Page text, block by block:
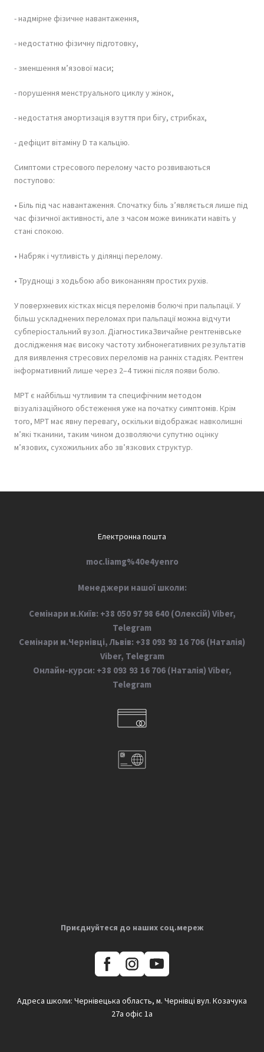
- надмірне фізичне навантаження,
- недостатню фізичну підготовку,
- зменшення м’язової маси;
- порушення менструального циклу у жінок,
- недостатня амортизація взуття при бігу, стрибках,
- дефіцит вітаміну D та кальцію.
Симптоми стресового перелому часто розвиваються
поступово:
• Біль під час навантаження. Спочатку біль з’являється лише під
час фізичної активності, але з часом може виникати навіть у
стані спокою.
• Набряк і чутливість у ділянці перелому.
• Труднощі з ходьбою або виконанням простих рухів.
У поверхневих кістках місця переломів болючі при пальпації. У
більш ускладнених переломах при пальпації можна відчути
субперіостальний вузол. ДіагностикаЗвичайне рентгенівське
дослідження має високу частоту хибнонегативних результатів
для виявлення стресових переломів на ранніх стадіях. Рентген
інформативний лише через 2–4 тижні після появи болю.
МРТ є найбільш чутливим та специфічним методом
візуалізаційного обстеження уже на початку симптомів. Крім
того, МРТ має явну перевагу, оскільки відображає навколишні
м’які тканини, таким чином дозволяючи супутню оцінку
м’язових, сухожильних або зв’язкових структур.
Електронна пошта
moc.liamg%40e4yenro
Менеджери нашої школи:
Семінари м.Київ: +38 050 97 98 640 (Олексій) Viber,
Telegram
Семінари м.Чернівці, Львів: +38 093 93 16 706 (Наталія)
Viber, Telegram
Онлайн-курси: +38 093 93 16 706 (Наталія) Viber,
Telegram
Приєднуйтеся до наших соц.мереж
Адреса школи: Чернівецька область, м. Чернівці вул. Козачука
27а офіс 1а